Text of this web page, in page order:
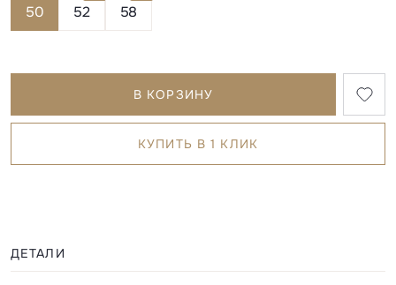
50 52 58
В КОРЗИНУ
КУПИТЬ В 1 КЛИК
ДЕТАЛИ